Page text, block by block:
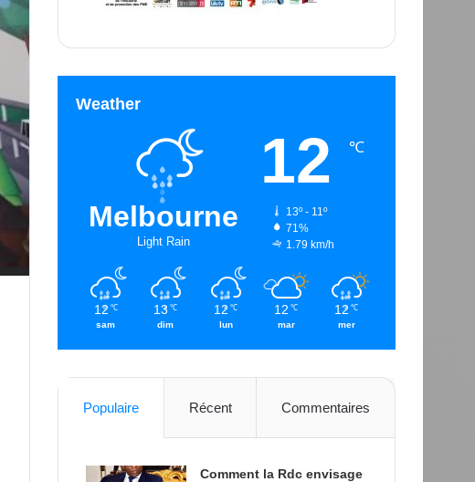
Weather
Melbourne
Light Rain
12 ℃
13º - 11º
71%
1.79 km/h
12 ℃
sam
13 ℃
dim
12 ℃
lun
12 ℃
mar
12 ℃
mer
Populaire Récent Commentaires
Comment la Rdc envisage